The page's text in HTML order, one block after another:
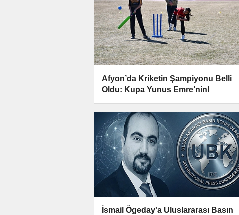
Afyon’da Kriketin Şampiyonu Belli
Oldu: Kupa Yunus Emre’nin!
İsmail Ögeday'a Uluslararası Basın